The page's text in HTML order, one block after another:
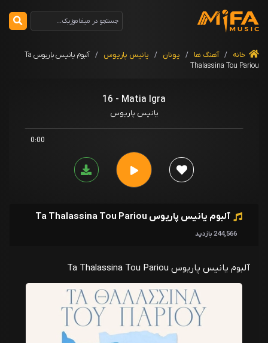
خانه / آهنگ ها / یونان / یانیس پاریوس /
آلبوم یانیس پاریوس Ta
Thalassina Tou Pariou
16 - Matia Igra
یانیس پاریوس
0:00
آلبوم یانیس پاریوس Ta Thalassina Tou Pariou
244,566 بازدید
آلبوم یانیس پاریوس Ta Thalassina Tou Pariou